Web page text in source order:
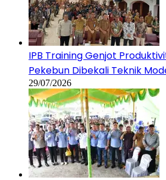
IPB Training Genjot
Pekebun Dibekali Teknik
29/07/2026